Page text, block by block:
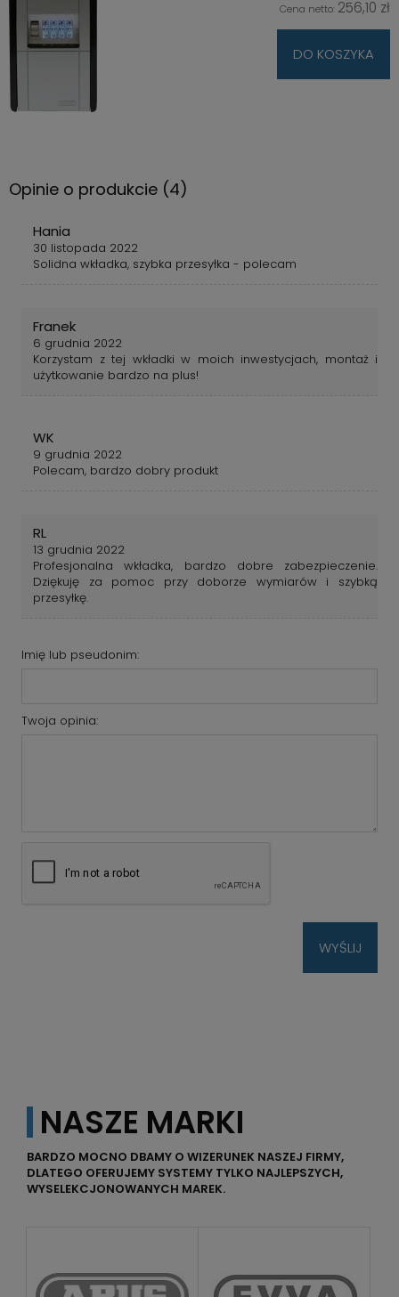
Cena netto: 256,10 zł
DO KOSZYKA
Opinie o produkcie (4)
Hania
30 listopada 2022
Solidna wkładka, szybka przesyłka - polecam
Franek
6 grudnia 2022
Korzystam z tej wkładki w moich inwestycjach, montaż i
użytkowanie bardzo na plus!
WK
9 grudnia 2022
Polecam, bardzo dobry produkt
RL
13 grudnia 2022
Profesjonalna wkładka, bardzo dobre zabezpieczenie.
Dziękuję za pomoc przy doborze wymiarów i szybką
przesyłkę.
Imię lub pseudonim:
Twoja opinia:
WYŚLIJ
NASZE MARKI
BARDZO MOCNO DBAMY O WIZERUNEK NASZEJ FIRMY,
DLATEGO OFERUJEMY SYSTEMY TYLKO NAJLEPSZYCH,
WYSELEKCJONOWANYCH MAREK.